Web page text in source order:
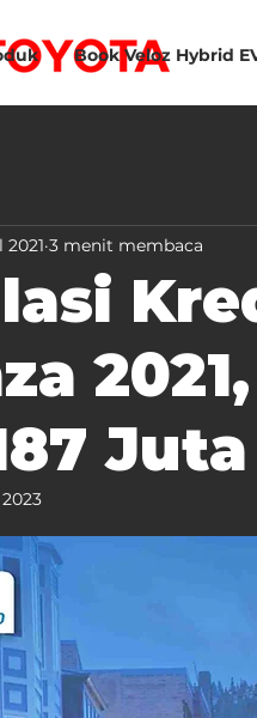
Book Veloz Hybrid
Juta
2021 3 menit membaca